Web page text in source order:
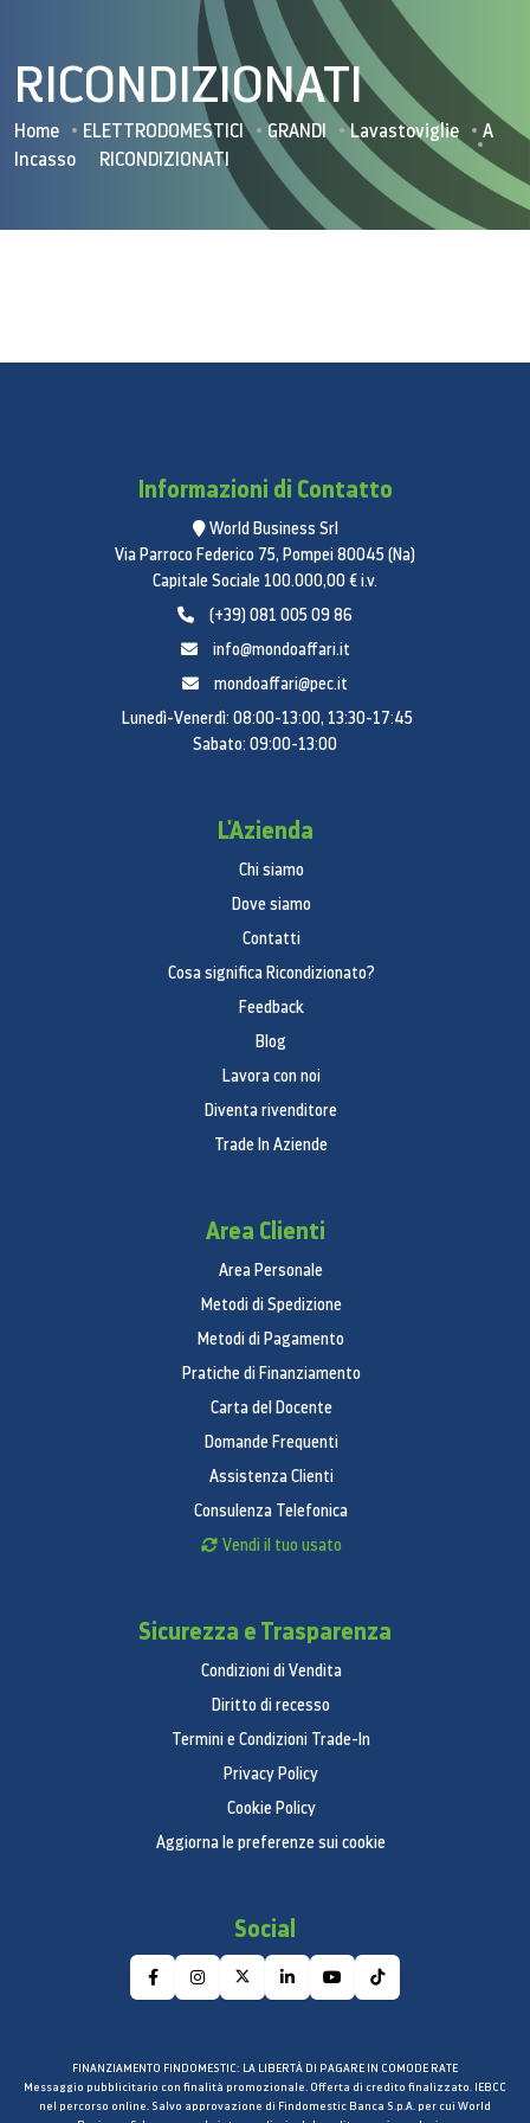
RICONDIZIONATI
Home ELETTRODOMESTICI GRANDI Lavastoviglie
A
Incasso
RICONDIZIONATI
Informazioni di Contatto
World Business Srl
Via Parroco Federico 75, Pompei 80045 (Na)
Capitale Sociale 100.000,00 € i.v.
(+39) 081 005 09 86
info@mondoaffari.it
mondoaffari@pec.it
Lunedì-Venerdì: 08:00-13:00, 13:30-17:45
Sabato: 09:00-13:00
L'Azienda
Chi siamo
Dove siamo
Contatti
Cosa significa Ricondizionato?
Feedback
Blog
Lavora con noi
Diventa rivenditore
Trade In Aziende
Area Clienti
Area Personale
Metodi di Spedizione
Metodi di Pagamento
Pratiche di Finanziamento
Carta del Docente
Domande Frequenti
Assistenza Clienti
Consulenza Telefonica
Vendi il tuo usato
Sicurezza e Trasparenza
Condizioni di Vendita
Diritto di recesso
Termini e Condizioni Trade-In
Privacy Policy
Cookie Policy
Aggiorna le preferenze sui cookie
Social
FINANZIAMENTO FINDOMESTIC: LA LIBERTÀ DI PAGARE IN COMODE RATE
Messaggio pubblicitario con finalità promozionale. Offerta di credito finalizzato. IEBCC
nel percorso online. Salvo approvazione di Findomestic Banca S.p.A. per cui World